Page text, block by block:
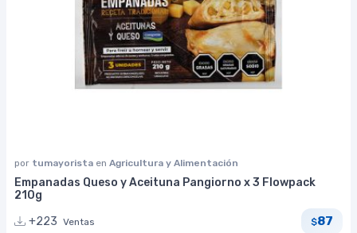
por tumayorista en Agricultura y Alimentación
Empanadas Queso y Aceituna Pangiorno x 3 Flowpack
210g
+223 Ventas $87